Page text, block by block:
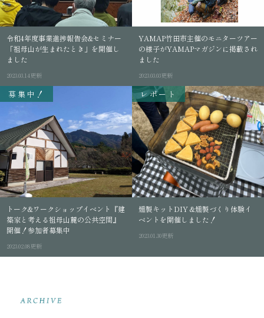
令和4年度事業進捗報告会&セミナー
「祖母山が生まれたとき」を開催し
ました
2023.03.14更新
YAMAP竹田市主催のモニターツアー
の様子がYAMAPマガジンに掲載され
ました
2023.03.03更新
募集中！
トーク&ワークショップイベント『建
築家と考える祖母山麓の公共空間』
開催！参加者募集中
2023.02.08更新
レポート
燻製キットDIY &燻製づくり体験イ
ベントを開催しました！
2023.01.30更新